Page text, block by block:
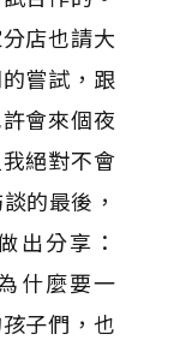
店也請大
嘗試，跟
會來個夜
絕對不會
的最後，
出分享：
什麼要一
子們，也